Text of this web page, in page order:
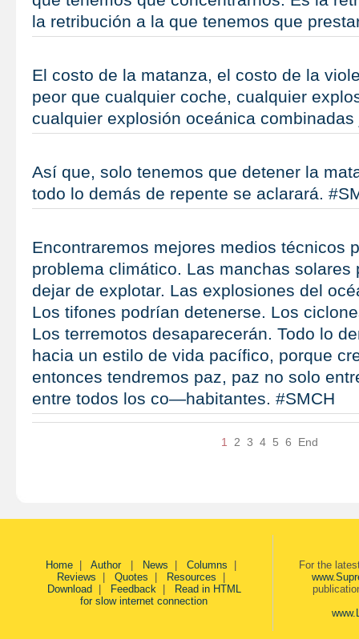
la retribución a la que tenemos que
El costo de la matanza, el costo de la
peor que cualquier coche, cualquier
cualquier explosión oceánica combinadas
Así que, solo tenemos que detener la
todo lo demás de repente se aclarará.
Encontraremos mejores medios técnicos
problema climático. Las manchas solares
dejar de explotar. Las explosiones del
Los tifones podrían detenerse. Los
Los terremotos desaparecerán. Todo lo
hacia un estilo de vida pacífico, porque
entonces tendremos paz, paz no solo
entre todos los co—habitantes. #SMCH
1 2 3 4 5 6 End
Home| Author News Columns
Reviews
Quotes Resources
Download
Feedback|
Read in HTML
for slow internet connection
For the